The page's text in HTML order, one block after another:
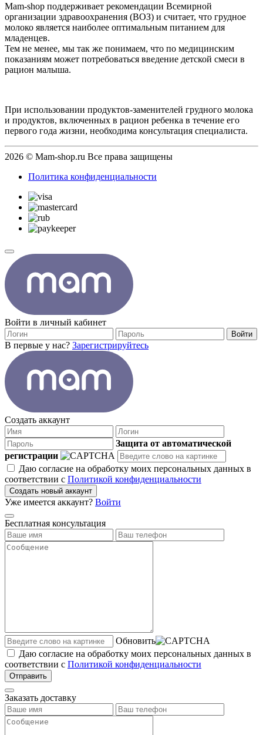
Mam-shop поддерживает рекомендации Всемирной
организации здравоохранения (ВОЗ) и считает, что грудное
молоко является наиболее оптимальным питанием для
младенцев.
Тем не менее, мы так же понимаем, что по медицинским
показаниям может потребоваться введение детской смеси в
рацион малыша.
При использовании продуктов-заменителей грудного молока
и продуктов, включенных в рацион ребенка в течение его
первого года жизни, необходима консультация специалиста.
2026 © Mam-shop.ru Все права защищены
Политика конфиденциальности
Войти в личный кабинет
Войти
В первые у нас? Зарегистрируйтесь
Создать аккаунт
Защита от автоматической
регистрации
Даю согласие на обработку моих персональных данных в
соответствии с Политикой конфиденциальности
Создать новый аккаунт
Уже имеется аккаунт? Войти
Бесплатная консультация
Обновить
Даю согласие на обработку моих персональных данных в
соответствии с Политикой конфиденциальности
Отправить
Заказать доставку